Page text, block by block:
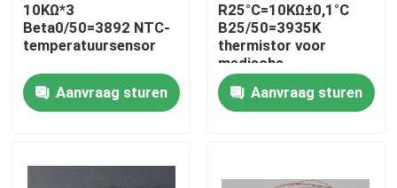
Producten
VR-show
Fabrieksreis
10KΩ*3
Beta0/50=3892 NTC-
temperatuursensor
Aanvraag sturen
R25°C=10KΩ±0,1°C
B25/50=3935K
thermistor voor
medische
hulpmiddelen
Aanvraag sturen